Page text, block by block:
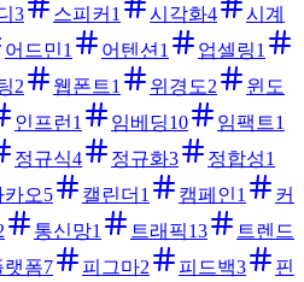
3 스피커 1 시각화4
시계
어드민1 어텐션 1 업셀링1
2 웹폰트1 위경도2
윈도
인프런 1 임베딩10 임팩트1
정규식4 정규화3 정합성1
카오5 캘린더 1 캠페인1
커
통신망1 트래픽13
트렌드
랫폼7 피그마2 피드백3
핀